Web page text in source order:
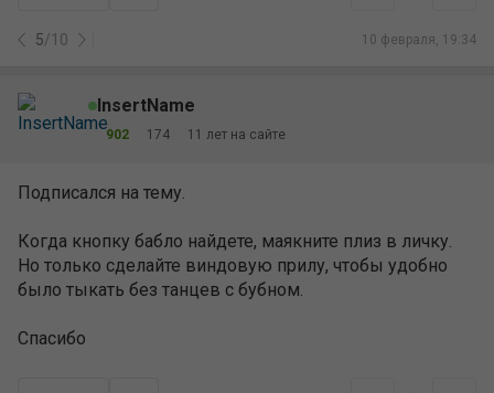
5/10 10 февраля, 19:34
InsertName
902 174 11 лет на сайте
Подписался на тему.
Когда кнопку бабло найдете, маякните плиз в личку.
Но только сделайте виндовую прилу, чтобы удобно
было тыкать без танцев с бубном.
Спасибо